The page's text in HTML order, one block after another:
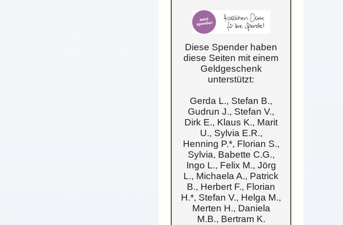
Diese Spender haben
diese Seiten mit einem
Geldgeschenk
unterstützt:
Gerda L., Stefan B.,
Gudrun J., Stefan V.,
Dirk E., Klaus K., Marit
U., Sylvia E.R.,
Henning P.*, Florian S.,
Sylvia, Babette C.G.,
Ingo L., Felix M., Jörg
L., Michaela A., Patrick
B., Herbert F., Florian
H.*, Stefan V., Helga M.,
Merten H., Daniela
M.B., Bertram K.